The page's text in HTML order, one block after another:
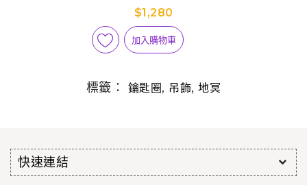
$1,280
加入購物車
標籤： 鑰匙圈 , 吊飾,地冥
快速連結